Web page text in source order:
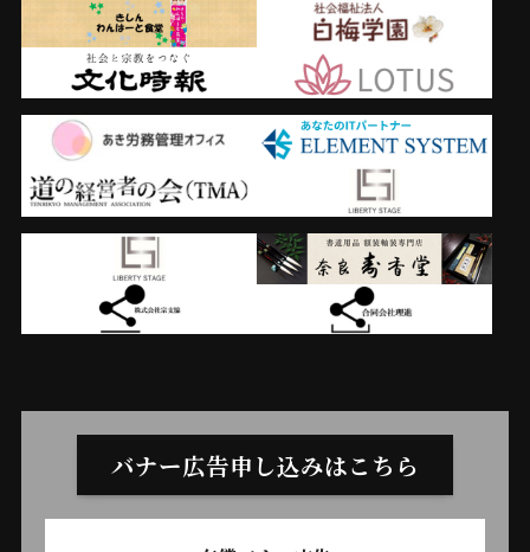
バナー広告申し込みはこちら